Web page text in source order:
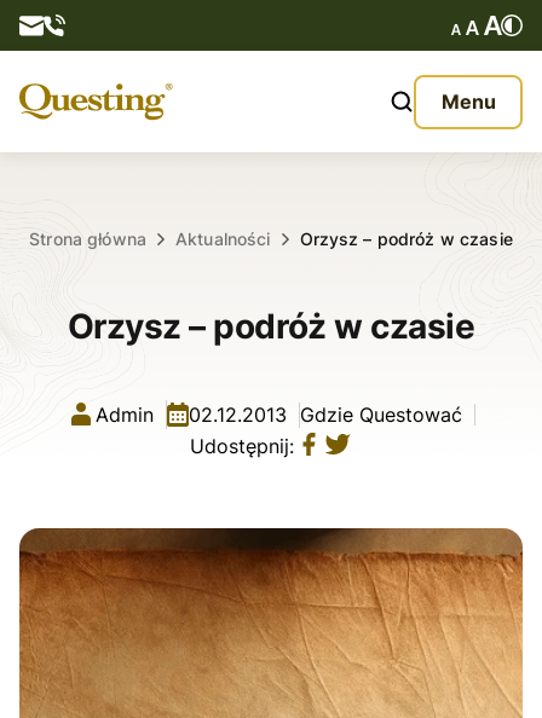
Menu
O nas
Strona główna Aktualności Orzysz – podróż w czasie
Orzysz – podróż w czasie
Admin 02.12.2013
Gdzie Questować
Udostępnij: